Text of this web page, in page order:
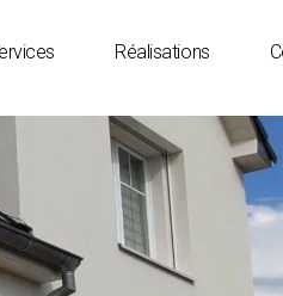
Réalisations